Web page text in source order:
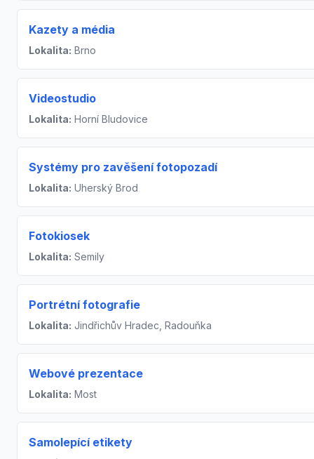
Kazety a média
Lokalita: Brno
Videostudio
Lokalita: Horní Bludovice
Systémy pro zavěšení fotopozadí
Lokalita: Uherský Brod
Fotokiosek
Lokalita: Semily
Portrétní fotografie
Lokalita: Jindřichův Hradec, Radouňka
Webové prezentace
Lokalita: Most
Samolepící etikety